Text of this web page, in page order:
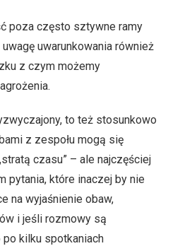
poza często sztywne ramy
uwarunkowania również
z czym możemy
to też stosunkowo
z zespołu mogą się
czasu” – ale najczęściej
pytania, które inaczej by nie
na wyjaśnienie obaw,
i jeśli rozmowy są
kilku spotkaniach